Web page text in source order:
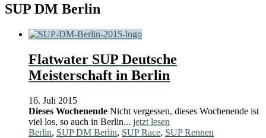
SUP DM Berlin
Flatwater SUP Deutsche
Meisterschaft in Berlin
16. Juli 2015
Dieses Wochenende Nicht vergessen, dieses Wochenende ist
viel los, so auch in Berlin... jetzt lesen
Berlin, SUP DM Berlin, SUP Race, SUP Rennen